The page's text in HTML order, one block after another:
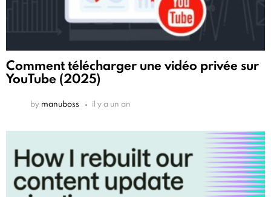
Comment télécharger une vidéo privée sur
YouTube (2025)
by manuboss il y a un an